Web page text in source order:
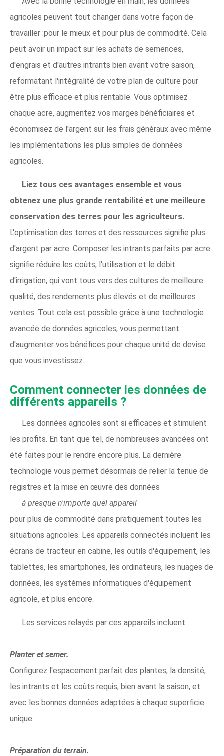
agricoles peuvent tout changer dans votre façon de
travailler :pour le mieux et pour plus de commodité. Cela
peut avoir un impact sur les achats de semences,
d'engrais et d'autres intrants bien avant votre saison,
reformatant l'intégralité de votre plan de culture pour
être plus efficace et plus rentable. Vous optimisez
chaque acre, augmentez vos marges bénéficiaires et
économisez de l'argent sur les frais généraux avec même
les implémentations les plus simples de données
agricoles.
Liez tous ces avantages ensemble et vous
obtenez une plus grande rentabilité et une meilleure
conservation des terres pour les agriculteurs.
L'optimisation des terres et des ressources signifie plus
d'argent par acre. Composer les intrants parfaits par acre
signifie réduire les coûts, l'utilisation et le débit
d'irrigation, qui vont tous vers des cultures de meilleure
qualité, des rendements plus élevés et de meilleures
ventes. Tout cela est possible grâce à une technologie
avancée de données agricoles, vous permettant
d'augmenter vos bénéfices pour chaque unité de devise
que vous investissez.
Comment connecter les données de
différents appareils ?
Les données agricoles sont si efficaces et stimulent
les profits. En tant que tel, de nombreuses avancées ont
été faites pour le rendre encore plus. La dernière
technologie vous permet désormais de relier la tenue de
registres et la mise en œuvre des données
à presque n'importe quel appareil
pour plus de commodité dans pratiquement toutes les
situations agricoles. Les appareils connectés incluent les
écrans de tracteur en cabine, les outils d'équipement, les
tablettes, les smartphones, les ordinateurs, les nuages ​​de
données, les systèmes informatiques d'équipement
agricole, et plus encore.
Les services relayés par ces appareils incluent :
Planter et semer.
Configurez l'espacement parfait des plantes, la densité,
les intrants et les coûts requis, bien avant la saison, et
avec les bonnes données adaptées à chaque superficie
unique.
Préparation du terrain.